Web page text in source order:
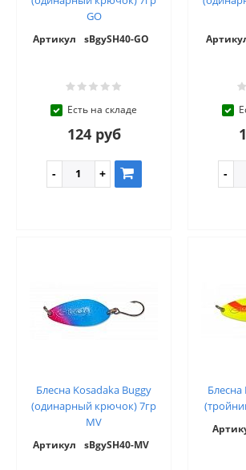
GO
Артикул sBgySH40-GO
Есть на складе
124 руб
Блесна Kosadaka Buggy
(одинарный крючок) 7гр
MV
Артикул sBgySH40-MV
Блесна